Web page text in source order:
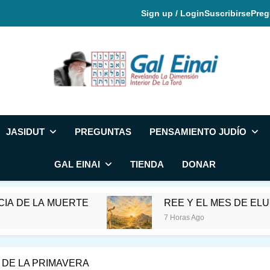
Sign up / LoginSuscribirse
Gal Einai En
JASIDUT PREGUNTAS PENSAMIENTO JUDÍO
GAL EINAI TIENDA DONAR
REE Y EL MES DE ELUL
7 Horas Ago
LA PRIMAVERA